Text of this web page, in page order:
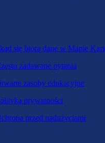
się biorą dane w Mapie
zadawane pytania
zasoby edukacyjne
prywatności
przed nadużyciami